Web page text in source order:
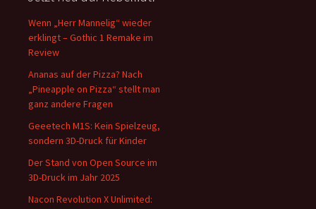
Wenn „Herr Mannelig“ wieder
erklingt – Gothic 1 Remake im
Review
Ananas auf der Pizza? Nach
„Pineapple on Pizza“ stellt man
ganz andere Fragen
Geeetech M1S: Kein Spielzeug,
sondern 3D-Druck für Kinder
Der Stand von Open Source im
3D-Druck im Jahr 2025
Nacon Revolution X Unlimited: